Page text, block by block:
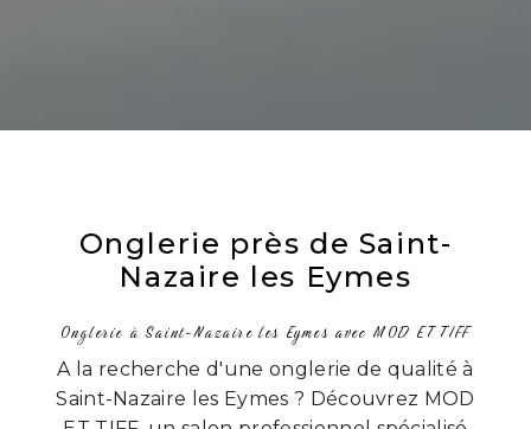
Onglerie près de Saint-
Nazaire les Eymes
Onglerie à Saint-Nazaire les Eymes avec MOD ET TIFF
A la recherche d'une onglerie de qualité à
Saint-Nazaire les Eymes ? Découvrez MOD